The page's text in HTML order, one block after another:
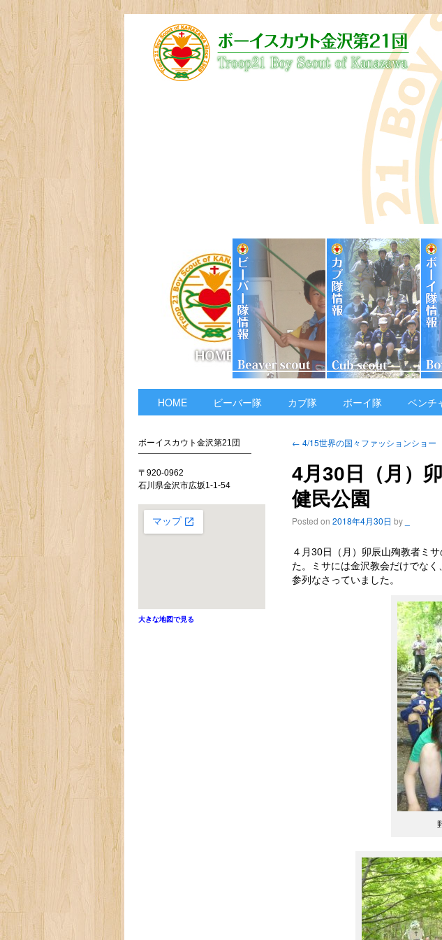
技能章ガイド
HOME ビーバー隊 カブ隊 ボーイ隊 ベンチ
ボーイスカウト金沢第21団
〒920-0962
石川県金沢市広坂1-1-54
大きな地図で見る
← 4/15世界の国々ファッションショー
4月30日（月）
健民公園
Posted on 2018年4月30日 by
４月30日（月）卯辰山殉教者ミ
た。ミサには金沢教会だけでな
参列なさっていました。